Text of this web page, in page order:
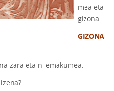
mea eta
gizona.
GIZONA
zara eta ni emakumea.